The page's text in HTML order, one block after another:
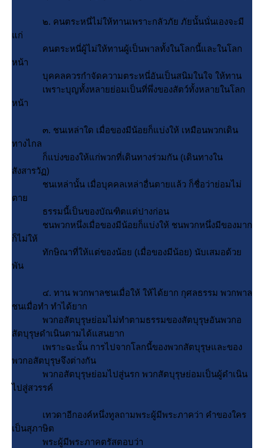
๒. คนตระหนี่ไม่ให้ทานเพราะกลัวภัย ภัยนั้นนั่นเองจะมี
ก่
คนตระหนี่ผู้ไม่ให้ทานผู้เป็นพาลทั้งในโลกนี้และในโลก
หน้า
บุคคลควรกำจัดความตระหนี่อันเป็นสนิมในใจ ให้ทาน
เพราะบุญทั้งหลายย่อมเป็นที่พึ่งของสัตว์ทั้งหลายในโลก
หน้า
๓. ชนเหล่าใด เมื่อของมีน้อยก็แบ่งให้ เหมือนพวกเดิน
ทางไกล
ก็แบ่งของให้แก่พวกที่เดินทางร่วมกัน (เดินทางใน
สังสารวัฏ)
ชนเหล่านั้น เมื่อบุคคลเหล่าอื่นตายแล้ว ก็ชื่อว่าย่อมไม่
ตา
ธรรมนี้เป็นของบัณฑิตแต่ปางก่อน
ชนพวกหนึ่งเมื่อของมีน้อยก็แบ่งให้ ชนพวกหนึ่งมีของมาก
ก็ไม่ให้
ทักษิณาที่ให้แต่ของน้อย (เมื่อของมีน้อย) นับเสมอด้ว
พัน
๔. ทาน พวกพาลชนเมื่อให้ ให้ได้ยาก กุศลธรรม พวกพาล
ชนเมื่อทำ ทำได้ยาก
พวกอสัตบุรุษย่อมไม่ทำตามธรรมของสัตบุรุษอันพวกอ
สัตบุรุษดำเนินตามได้แสนยาก
เพราะฉะนั้น การไปจากโลกนี้ของพวกสัตบุรุษและของ
พวกอสัตบุรุษจึงต่างกัน
พวกอสัตบุรุษย่อมไปสู่นรก พวกสัตบุรุษย่อมเป็นผู้ดำเนิน
ไปสู่สวรรค์
เทวดาอีกองค์หนึ่งทูลถามพระผู้มีพระภาคว่า คำของใคร
เป็นสุภาษิต
พระผู้มีพระภาคตรัสตอบว่า